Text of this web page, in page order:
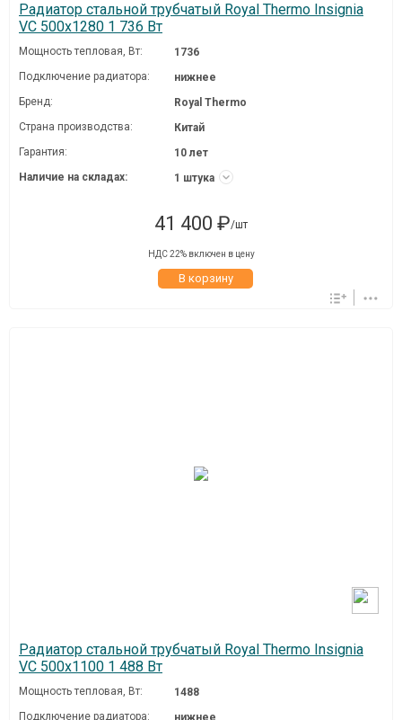
Радиатор стальной трубчатый Royal Thermo Insignia
VC 500x1280 1 736 Вт
Мощность тепловая, Вт:
1736
Подключение радиатора:
нижнее
Бренд:
Royal Thermo
Страна производства:
Китай
Гарантия:
10 лет
Наличие на складах:
1 штука
41 400 ₽/шт
НДС 22% включен в цену
В корзину
Радиатор стальной трубчатый Royal Thermo Insignia
VC 500x1100 1 488 Вт
Мощность тепловая, Вт:
1488
Подключение радиатора:
нижнее